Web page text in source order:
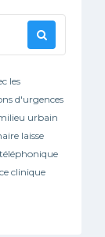
les
d'urgences
urbain
laisse
clinique